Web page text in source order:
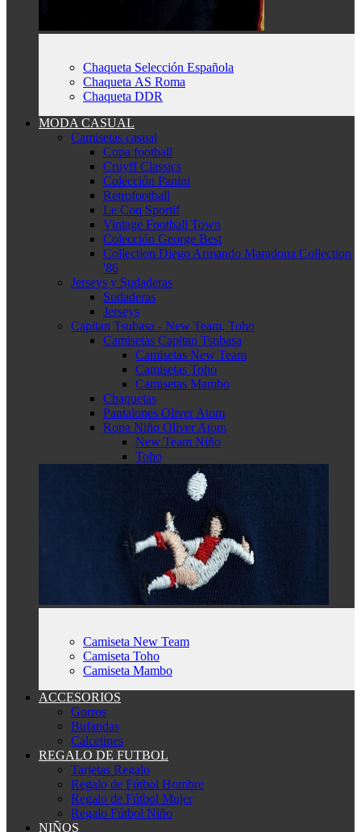
Chaqueta Selección Española
Chaqueta AS Roma
Chaqueta DDR
MODA CASUAL
Camisetas casual
Copa football
Cruyff Classics
Colección Panini
Retrofootball
Le Coq Sportif
Vintage Football Town
Colección George Best
Collection Diego Armando Maradona Collection
'86
Jerseys y Sudaderas
Sudaderas
Jerseys
Capitan Tsubasa - New Team, Toho
Camisetas Capitan Tsubasa
Camisetas New Team
Camisetas Toho
Camisetas Mambo
Chaquetas
Pantalones Oliver Atom
Ropa Niño Oliver Atom
New Team Niño
Toho
Camiseta New Team
Camiseta Toho
Camiseta Mambo
ACCESORIOS
Gorros
Bufandas
Calcetines
REGALO DE FUTBOL
Tarjetas Regalo
Regalo de Fútbol Hombre
Regalo de Fútbol Mujer
Regalo Fútbol Niño
NIÑOS